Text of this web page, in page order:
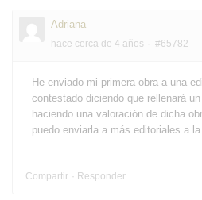
Adriana
hace cerca de 4 años #65782
He enviado mi primera obra a una
contestado diciendo que rellenará
haciendo una valoración de dicha
puedo enviarla a más editoriales a
Compartir Responder